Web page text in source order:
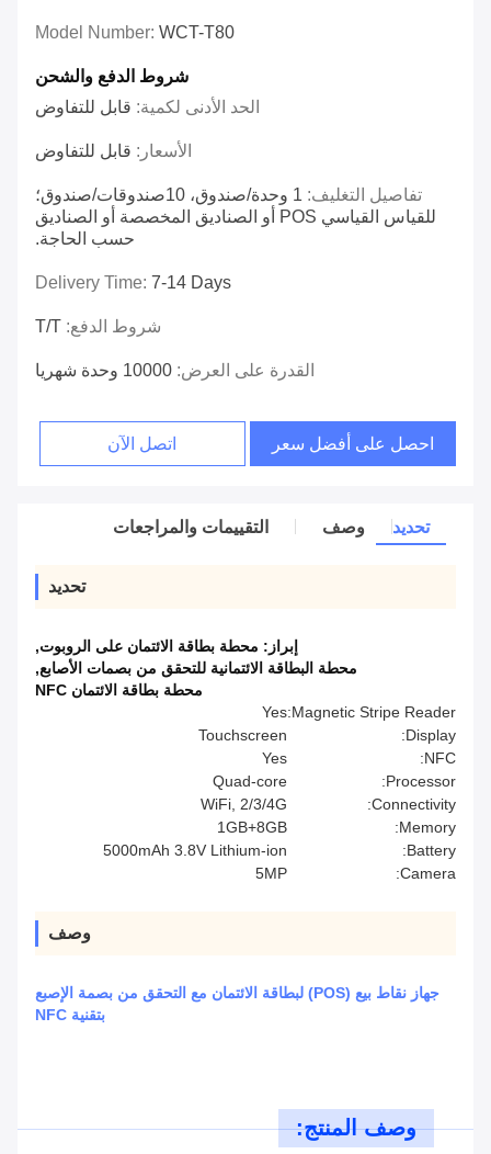
Model Number: WCT-T80
شروط الدفع والشحن
الحد الأدنى لكمية: قابل للتفاوض
الأسعار: قابل للتفاوض
تفاصيل التغليف:
1 وحدة/صندوق، 10صندوقات/صندوق؛
للقياس القياسي POS أو الصناديق المخصصة أو الصناديق
حسب الحاجة.
Delivery Time: 7-14 Days
شروط الدفع: T/T
القدرة على العرض: 10000 وحدة شهريا
احصل على أفضل سعر اتصل الآن
تحديد وصف التقييمات والمراجعات
تحديد
إبراز: محطة بطاقة الائتمان على الروبوت,
محطة البطاقة الائتمانية للتحقق من بصمات الأصابع,
محطة بطاقة الائتمان NFC
Magnetic Stripe Reader:
Yes
Display:
Touchscreen
NFC:
Yes
Processor:
Quad-core
Connectivity:
WiFi, 2/3/4G
Memory:
1GB+8GB
Battery:
5000mAh 3.8V Lithium-ion
Camera:
5MP
وصف
جهاز نقاط بيع (POS) لبطاقة الائتمان مع التحقق من بصمة الإصبع
بتقنية NFC
وصف المنتج: